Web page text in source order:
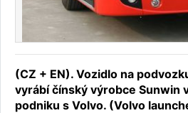
(CZ + EN). Vozidlo na
vyrábí čínský výrobce Sunwin
podniku s Volvo. (Volvo